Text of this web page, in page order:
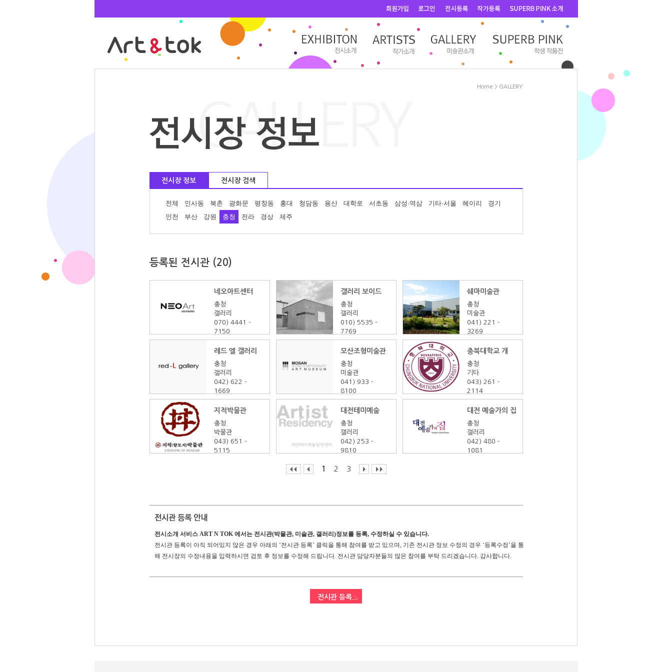
Home > GALLERY
전시장 정보 전시장 검색
전체 인사동 북촌 광화문 평창동 홍대 청담동 용산 대학로 서초동 삼성·역삼 기타·서울 헤이리
경기
인천
부산 강원 충청 전라 경상 제주
등록된 전시관 (20)
네오아트센터
충청
갤러리
070) 4441 -
7150
갤러리 보이드
충청
갤러리
010) 5535 -
7769
쉐마미술관
충청
미술관
041) 221 -
3269
레드 엘 갤러리
충청
갤러리
042) 622 -
1669
모산조형미술관
충청
미술관
041) 933 -
8100
충청
기타
043) 261 -
2114
지적박물관
충청
박물관
043) 651 -
5115
충청
갤러리
042) 253 -
9810
대전 예술가의 집
충청
갤러리
042) 480 -
1081
1 2 3
전시소개 서비스 ART N TOK 에서는 전시관(박물관, 미술관, 갤러리)정보를 등록, 수정하실 수 있습니다.
전시관 등록이 아직 되어있지 않은 경우 아래의 ‘전시관 등록’ 클릭을 통해 참여를 받고 있으며, 기존 전시관 정보 수정의 경우 ‘등록수정’을 통
해 전시장의 수정내용을 입력하시면 검토 후 정보를 수정해 드립니다. 전시관 담당자분들의 많은 참여를 부탁 드리겠습니다. 감사합니다.
전시관 등록